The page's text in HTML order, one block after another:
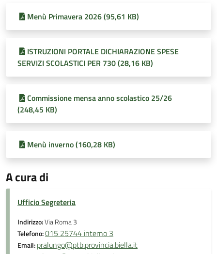
Menù Primavera 2026 (95,61 KB)
ISTRUZIONI PORTALE DICHIARAZIONE SPESE
SERVIZI SCOLASTICI PER 730 (28,16 KB)
Commissione mensa anno scolastico 25/26
(248,45 KB)
Menù inverno (160,28 KB)
A cura di
Ufficio Segreteria
Indirizzo:Via Roma 3
Telefono:015 25744 interno 3
Email:pralungo@ptb.provincia.biella.it